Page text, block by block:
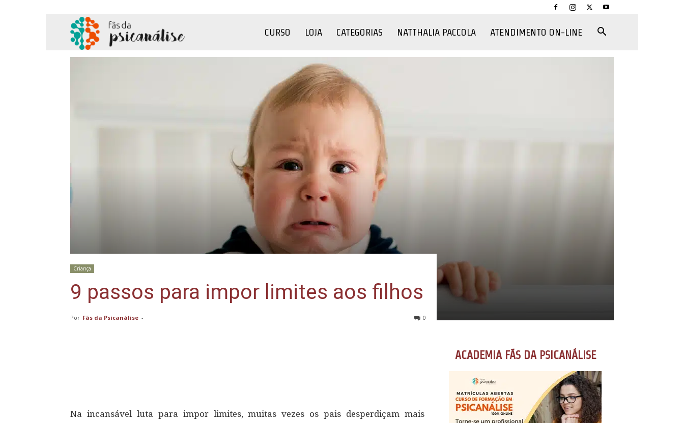
CURSO LOJA CATEGORIAS NATTHALIA PACCOLA ATENDIMENTO ON-LINE
Criança
9 passos para impor limites aos filhos
Por Fãs da Psicanálise - 0
Na incansável luta para impor limites, muitas vezes os pais desperdiçam mais
ACADEMIA FÃS DA PSICANÁLISE